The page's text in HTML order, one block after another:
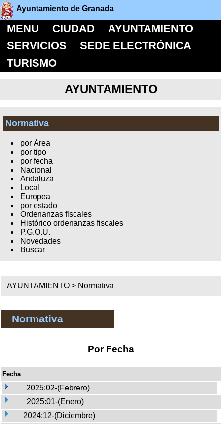
Ayuntamiento de Granada
MENU CIUDAD
AYUNTAMIENTO
SERVICIOS
SEDE ELECTRÓNICA
TURISMO
AYUNTAMIENTO
Normativa
por Área
por tipo
por fecha
Nacional
Andaluza
Local
Europea
por estado
Ordenanzas fiscales
Histórico ordenanzas fiscales
P.G.O.U.
Novedades
Buscar
AYUNTAMIENTO > Normativa
Normativa
Por Fecha
Fecha
2025:02-(Febrero)
2025:01-(Enero)
2024:12-(Diciembre)